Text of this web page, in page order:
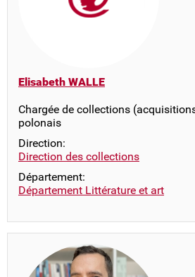
Elisabeth WALLE
Chargée de collections
polonais
Direction:
Direction des collections
Département:
Département Littérature et art